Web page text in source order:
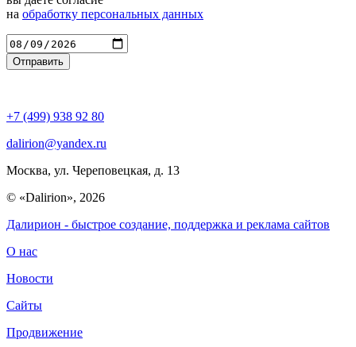
на обработку персональных данных
+7 (499) 938 92 80
dalirion@yandex.ru
Москва, ул. Череповецкая, д. 13
© «Dalirion», 2026
Далирион - быстрое создание, поддержка и реклама сайтов
О нас
Новости
Сайты
Продвижение